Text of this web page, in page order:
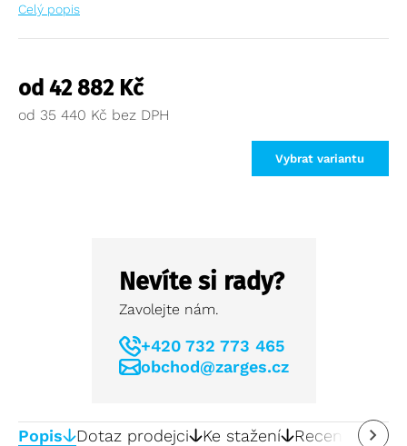
Celý popis
od 42 882 Kč
od 35 440 Kč
Vybrat variantu
Nevíte si rady?
Zavolejte nám.
+420 732 773 465
obchod@zarges.cz
Popis Dotaz prodejci Ke stažení Recenze 0